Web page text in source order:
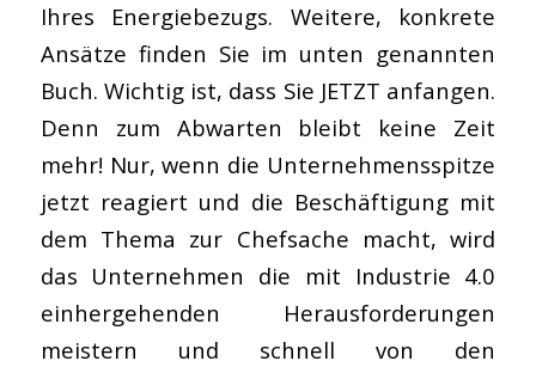
Ihres Energiebezugs. Weitere, konkrete
Ansätze finden Sie im unten genannten
Buch. Wichtig ist, dass Sie JETZT anfangen.
Denn zum Abwarten bleibt keine Zeit
mehr! Nur, wenn die Unternehmensspitze
jetzt reagiert und die Beschäftigung mit
dem Thema zur Chefsache macht, wird
das Unternehmen die mit Industrie 4.0
einhergehenden Herausforderungen
meistern und schnell von den